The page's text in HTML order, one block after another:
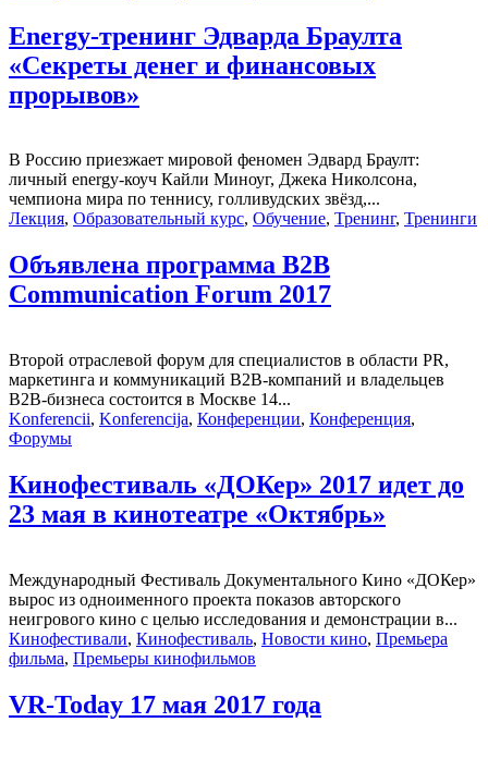
Energy-тренинг Эдварда Браулта
«Секреты денег и финансовых
прорывов»
В Россию приезжает мировой феномен Эдвард Браулт:
личный energy-коуч Кайли Миноуг, Джека Николсона,
чемпиона мира по теннису, голливудских звёзд,...
Лекция, Образовательный курс, Обучение, Тренинг, Тренинги
Объявлена программа B2B
Communication Forum 2017
Второй отраслевой форум для специалистов в области PR,
маркетинга и коммуникаций B2B-компаний и владельцев
B2B-бизнеса состоится в Москве 14...
Konferencii, Konferencija, Конференции, Конференция,
Форумы
Кинофестиваль «ДОКер» 2017 идет до
23 мая в кинотеатре «Октябрь»
Международный Фестиваль Документального Кино «ДОКер»
вырос из одноименного проекта показов авторского
неигрового кино с целью исследования и демонстрации в...
Кинофестивали, Кинофестиваль, Новости кино, Премьера
фильма, Премьеры кинофильмов
VR-Today 17 мая 2017 года